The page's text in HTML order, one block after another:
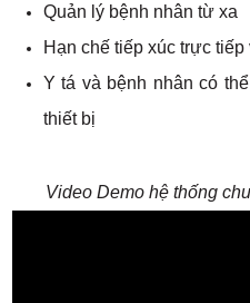
Quản lý bệnh nhân từ xa
Hạn chế tiếp xúc trực
Y tá và bệnh nhân có
thiết bị
Video Demo hệ thống